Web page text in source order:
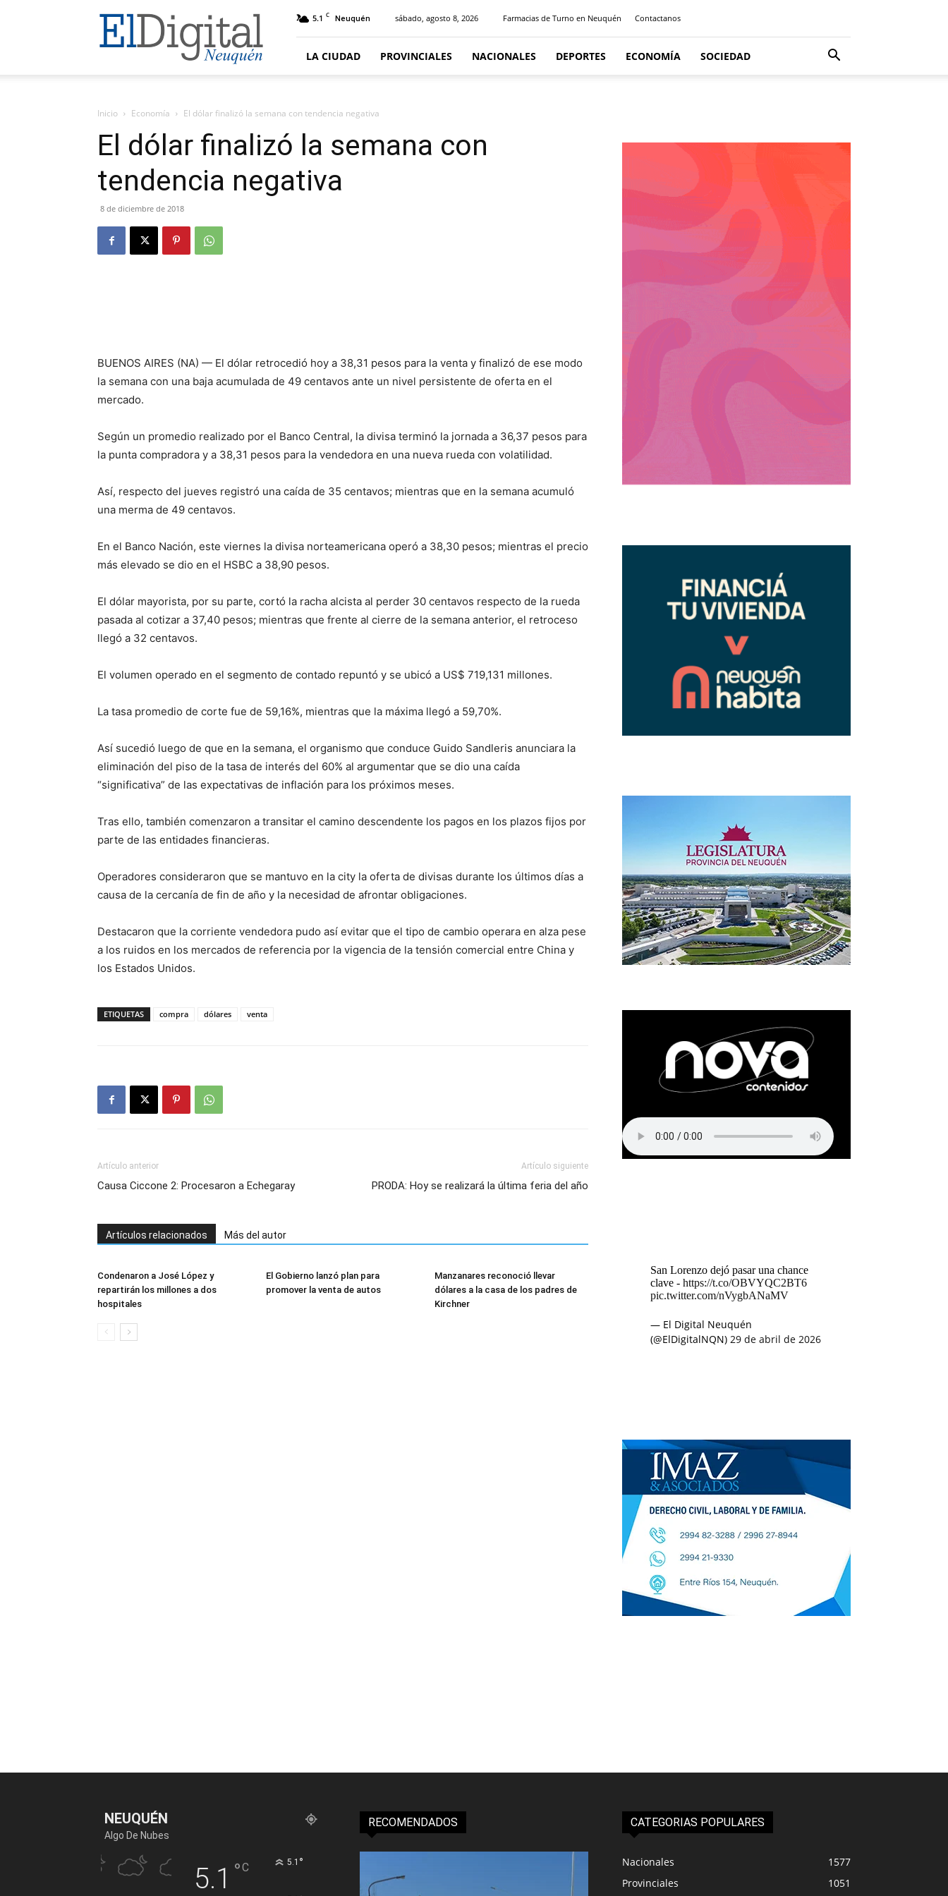
El
Digital
Neuquen
5.1 C Neuquén sábado, agosto 8, 2026 Farmacias de Turno en Neuquén Contactanos
LA CIUDAD PROVINCIALES NACIONALES DEPORTES ECONOMÍA SOCIEDAD
Inicio Economía El dólar finalizó la semana con tendencia negativa
El dólar finalizó la semana con
tendencia negativa
8 de diciembre de 2018
BUENOS AIRES (NA) — El dólar retrocedió hoy a 38,31 pesos para la venta y finalizó de ese modo
la semana con una baja acumulada de 49 centavos ante un nivel persistente de oferta en el
mercado.
Según un promedio realizado por el Banco Central, la divisa terminó la jornada a 36,37 pesos para
la punta compradora y a 38,31 pesos para la vendedora en una nueva rueda con volatilidad.
Así, respecto del jueves registró una caída de 35 centavos; mientras que en la semana acumuló
una merma de 49 centavos.
En el Banco Nación, este viernes la divisa norteamericana operó a 38,30 pesos; mientras el precio
más elevado se dio en el HSBC a 38,90 pesos.
El dólar mayorista, por su parte, cortó la racha alcista al perder 30 centavos respecto de la rueda
pasada al cotizar a 37,40 pesos; mientras que frente al cierre de la semana anterior, el retroceso
llegó a 32 centavos.
El volumen operado en el segmento de contado repuntó y se ubicó a US$ 719,131 millones.
La tasa promedio de corte fue de 59,16%, mientras que la máxima llegó a 59,70%.
Así sucedió luego de que en la semana, el organismo que conduce Guido Sandleris anunciara la
eliminación del piso de la tasa de interés del 60% al argumentar que se dio una caída
“significativa” de las expectativas de inflación para los próximos meses.
Tras ello, también comenzaron a transitar el camino descendente los pagos en los plazos fijos por
parte de las entidades financieras.
Operadores consideraron que se mantuvo en la city la oferta de divisas durante los últimos días a
causa de la cercanía de fin de año y la necesidad de afrontar obligaciones.
Destacaron que la corriente vendedora pudo así evitar que el tipo de cambio operara en alza pese
a los ruidos en los mercados de referencia por la vigencia de la tensión comercial entre China y
los Estados Unidos.
ETIQUETAS compra dólares venta
Artículo anterior
Causa Ciccone 2: Procesaron a Echegaray
Artículo siguiente
PRODA: Hoy se realizará la última feria del año
Artículos relacionados Más del autor
Condenaron a José López y
repartirán los millones a dos
hospitales
El Gobierno lanzó plan para
promover la venta de autos
Manzanares reconoció llevar
dólares a la casa de los padres de
Kirchner
San Lorenzo dejó pasar una chance
clave - https://t.co/OBVYQC2BT6
pic.twitter.com/nVygbANaMV
— El Digital Neuquén
(@ElDigitalNQN) 29 de abril de 2026
NEUQUÉN
Algo De Nubes
5.1 °C 5.1 °
RECOMENDADOS CATEGORIAS POPULARES
Nacionales
1577
Provinciales
1051